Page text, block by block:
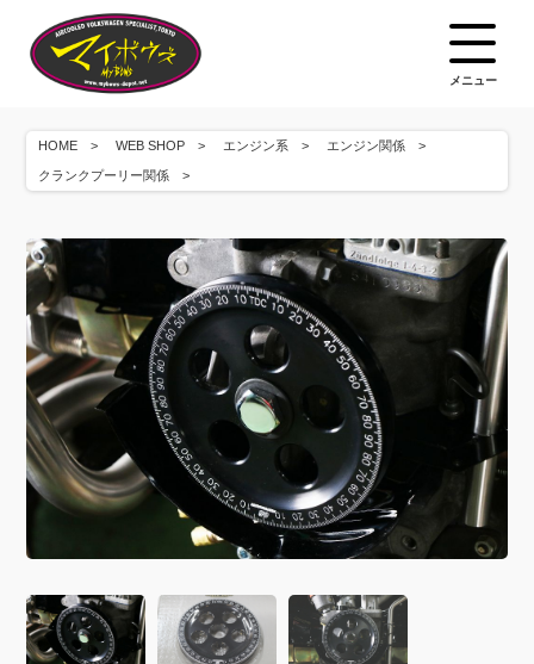
メニュー
HOME WEB SHOP エンジン系 エンジン関係
クランクプーリー関係